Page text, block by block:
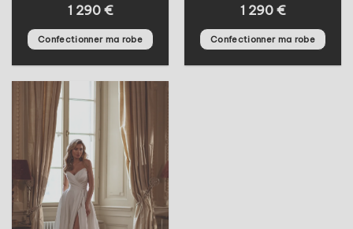
1 290 €
Confectionner ma robe
1 290 €
Confectionner ma robe